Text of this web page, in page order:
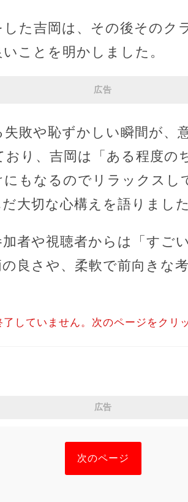
た吉岡は、その後そのク
ことを明かしました。
広告
敗や恥ずかしい瞬間が、
り、吉岡は「ある程度の
にもなるのでリラックス
大切な心構えを語りました
者や視聴者からは「すご
良さや、柔軟で前向きな
了していません。次のページをクリ
広告
次のページ